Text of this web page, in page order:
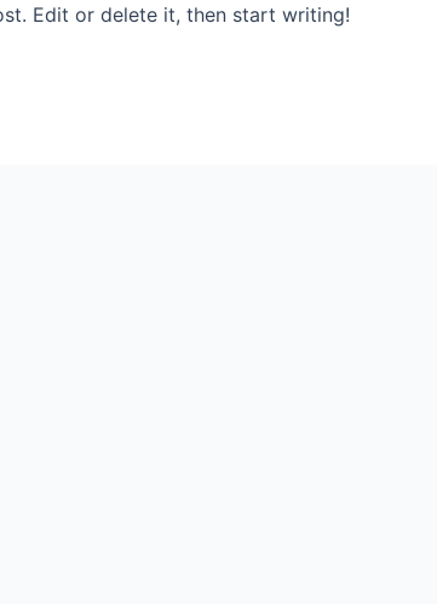
Edit or delete it, then start writing!